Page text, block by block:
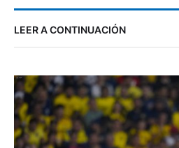
LEER A CONTINUACIÓN